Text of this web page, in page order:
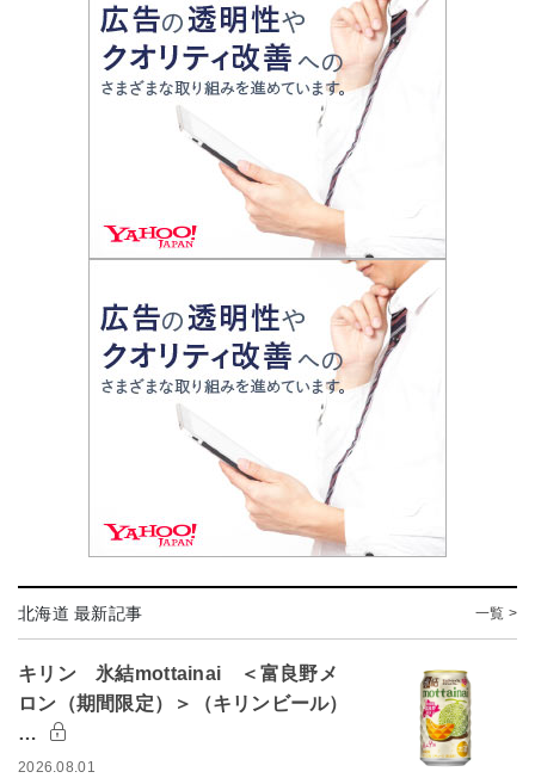
北海道 最新記事 一覧 >
キリン 氷結mottainai ＜富良野メ
ロン（期間限定）＞（キリンビール）
…
2026.08.01